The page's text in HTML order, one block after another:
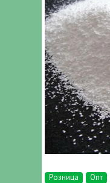
Розница Опт